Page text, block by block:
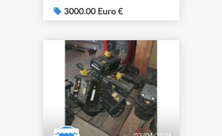
Compatible ASD, Prolyte et
Global Truss. Triangle : 12 x
Coudes triples 6 Coudes
90° Carré : 15 x 3m 5 x 4m
1 x 2m 1 x 1.5m Coudes
triples + Angles 90°
3000.00 Euro €